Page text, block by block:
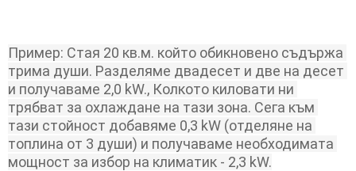
Пример: Стая 20 кв.м. който обикновено съдържа
трима души. Разделяме двадесет и две на десет
и получаваме 2,0 kW., Колкото киловати ни
трябват за охлаждане на тази зона. Сега към
тази стойност добавяме 0,3 kW (отделяне на
топлина от 3 души) и получаваме необходимата
мощност за избор на климатик - 2,3 kW.